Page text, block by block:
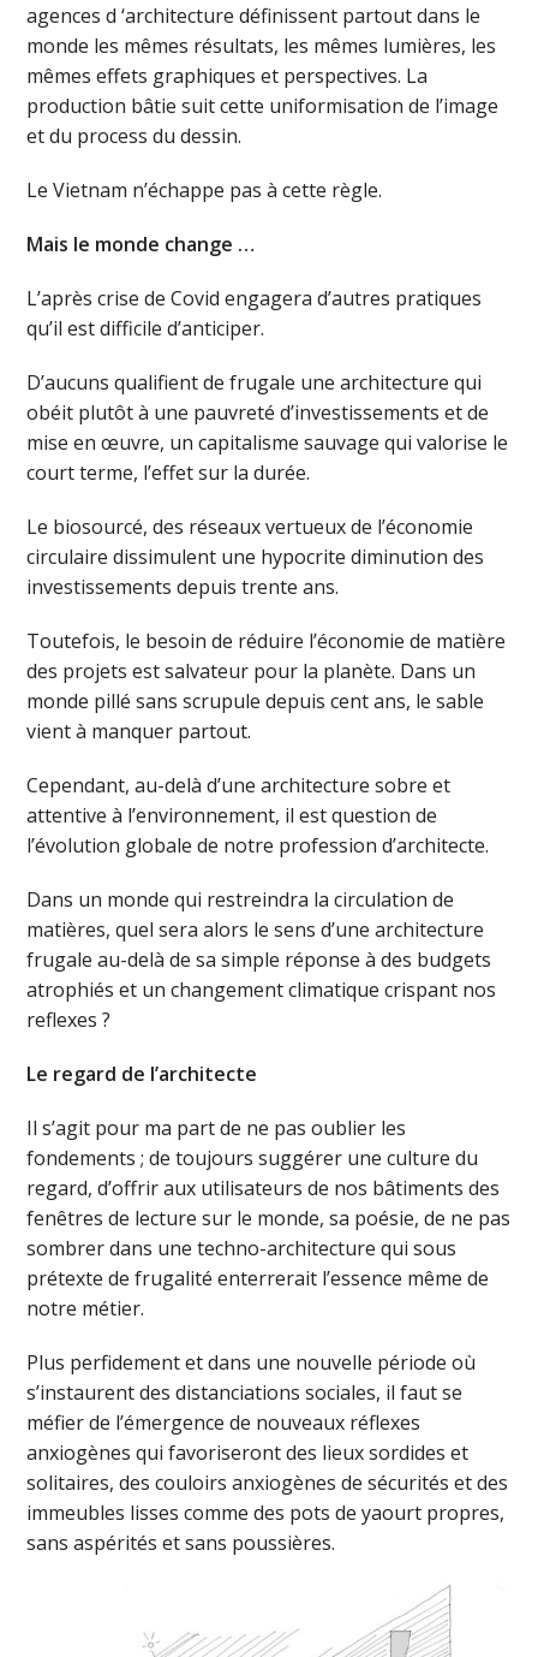
agences d ‘architecture définissent partout dans le
monde les mêmes résultats, les mêmes lumières, les
mêmes effets graphiques et perspectives. La
production bâtie suit cette uniformisation de l’image
et du process du dessin.
Le Vietnam n’échappe pas à cette règle.
Mais le monde change …
L’après crise de Covid engagera d’autres pratiques
qu’il est difficile d’anticiper.
D’aucuns qualifient de frugale une architecture qui
obéit plutôt à une pauvreté d’investissements et de
mise en œuvre, un capitalisme sauvage qui valorise le
court terme, l’effet sur la durée.
Le biosourcé, des réseaux vertueux de l’économie
circulaire dissimulent une hypocrite diminution des
investissements depuis trente ans.
Toutefois, le besoin de réduire l’économie de matière
des projets est salvateur pour la planète. Dans un
monde pillé sans scrupule depuis cent ans, le sable
vient à manquer partout.
Cependant, au-delà d’une architecture sobre et
attentive à l’environnement, il est question de
l’évolution globale de notre profession d’architecte.
Dans un monde qui restreindra la circulation de
matières, quel sera alors le sens d’une architecture
frugale au-delà de sa simple réponse à des budgets
atrophiés et un changement climatique crispant nos
reflexes ?
Le regard de l’architecte
Il s’agit pour ma part de ne pas oublier les
fondements ; de toujours suggérer une culture du
regard, d’offrir aux utilisateurs de nos bâtiments des
fenêtres de lecture sur le monde, sa poésie, de ne pas
sombrer dans une techno-architecture qui sous
prétexte de frugalité enterrerait l’essence même de
notre métier.
Plus perfidement et dans une nouvelle période où
s’instaurent des distanciations sociales, il faut se
méfier de l’émergence de nouveaux réflexes
anxiogènes qui favoriseront des lieux sordides et
solitaires, des couloirs anxiogènes de sécurités et des
immeubles lisses comme des pots de yaourt propres,
sans aspérités et sans poussières.